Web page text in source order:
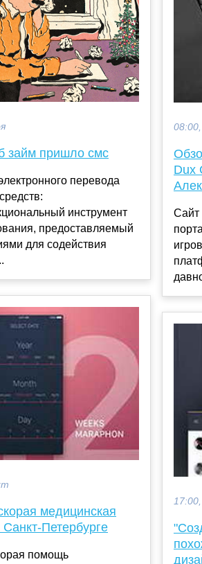
займ пришло смс
перевода
инструмент
предоставляемый
для содействия
медицинская
Петербурге
помощь
Dux
Сайт